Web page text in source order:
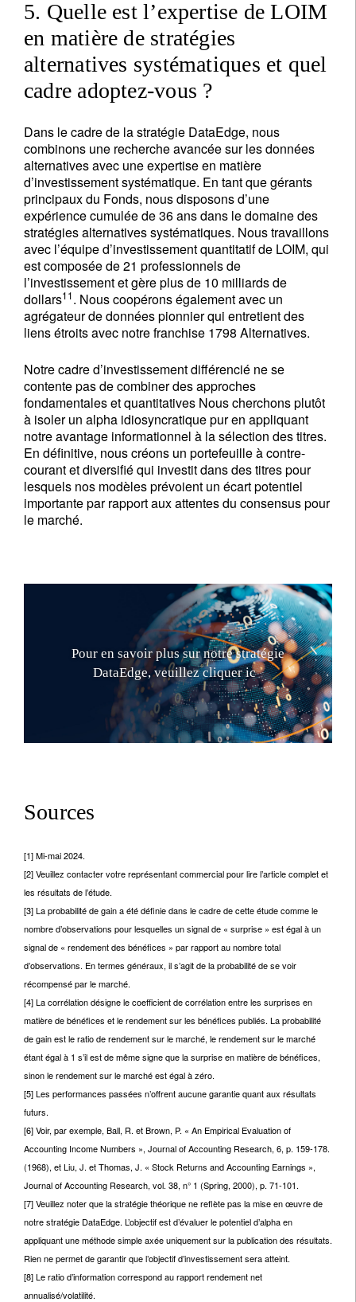
5. Quelle est l’expertise de LOIM
en matière de stratégies
alternatives systématiques et quel
cadre adoptez-vous ?
Dans le cadre de la stratégie DataEdge, nous
combinons une recherche avancée sur les données
alternatives avec une expertise en matière
d’investissement systématique. En tant que gérants
principaux du Fonds, nous disposons d’une
expérience cumulée de 36 ans dans le domaine des
stratégies alternatives systématiques. Nous travaillons
avec l’équipe d’investissement quantitatif de LOIM, qui
est composée de 21 professionnels de
l’investissement et gère plus de 10 milliards de
dollars11. Nous coopérons également avec un
agrégateur de données pionnier qui entretient des
liens étroits avec notre franchise 1798 Alternatives.
Notre cadre d’investissement différencié ne se
contente pas de combiner des approches
fondamentales et quantitatives Nous cherchons plutôt
à isoler un alpha idiosyncratique pur en appliquant
notre avantage informationnel à la sélection des titres.
En définitive, nous créons un portefeuille à contre-
courant et diversifié qui investit dans des titres pour
lesquels nos modèles prévoient un écart potentiel
importante par rapport aux attentes du consensus pour
le marché.
Pour en savoir plus sur notre stratégie
DataEdge, veuillez cliquer ici.
Sources
[1] Mi-mai 2024.
[2] Veuillez contacter votre représentant commercial pour lire l’article complet et
les résultats de l’étude.
[3] La probabilité de gain a été définie dans le cadre de cette étude comme le
nombre d’observations pour lesquelles un signal de « surprise » est égal à un
signal de « rendement des bénéfices » par rapport au nombre total
d’observations. En termes généraux, il s’agit de la probabilité de se voir
récompensé par le marché.
[4] La corrélation désigne le coefficient de corrélation entre les surprises en
matière de bénéfices et le rendement sur les bénéfices publiés. La probabilité
de gain est le ratio de rendement sur le marché, le rendement sur le marché
étant égal à 1 s’il est de même signe que la surprise en matière de bénéfices,
sinon le rendement sur le marché est égal à zéro.
[5] Les performances passées n’offrent aucune garantie quant aux résultats
futurs.
[6] Voir, par exemple, Ball, R. et Brown, P. « An Empirical Evaluation of
Accounting Income Numbers », Journal of Accounting Research, 6, p. 159-178.
(1968), et Liu, J. et Thomas, J. « Stock Returns and Accounting Earnings »,
Journal of Accounting Research, vol. 38, n° 1 (Spring, 2000), p. 71-101.
[7] Veuillez noter que la stratégie théorique ne reflète pas la mise en œuvre de
notre stratégie DataEdge. L’objectif est d’évaluer le potentiel d’alpha en
appliquant une méthode simple axée uniquement sur la publication des résultats.
Rien ne permet de garantir que l’objectif d’investissement sera atteint.
[8] Le ratio d’information correspond au rapport rendement net
annualisé/volatilité.